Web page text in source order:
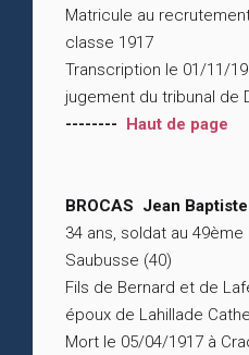
Matricule au
classe 1917
Transcription le 01/11/
jugement du tribunal de
-------- Haut de page
BROCAS Jean
34 ans, soldat au 49ème
Saubusse (40)
Fils de Bernard et de
époux de Lahillade
Mort le 05/04/1917 à